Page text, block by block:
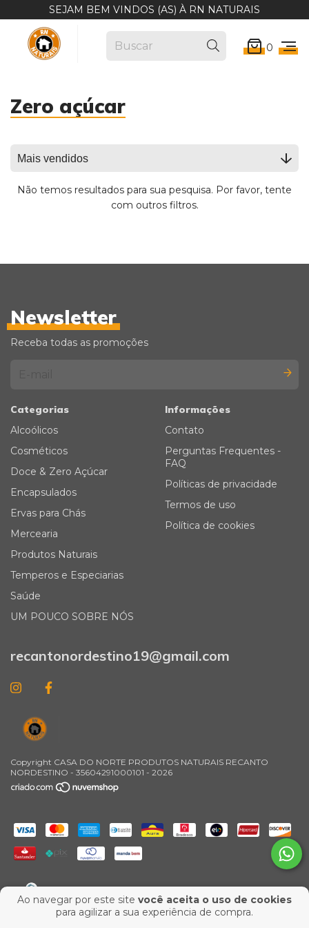
SEJAM BEM VINDOS (AS) À RN NATURAIS
0
Ao navegar por este site você aceita o uso de cookies
para agilizar a sua experiência de compra.
Zero açúcar
Não temos resultados para sua pesquisa. Por favor, tente
com outros filtros.
Newsletter
Receba todas as promoções
Categorias
Alcoólicos
Cosméticos
Doce & Zero Açúcar
Encapsulados
Ervas para Chás
Mercearia
Produtos Naturais
Temperos e Especiarias
Saúde
UM POUCO SOBRE NÓS
Informações
Contato
Perguntas Frequentes -
FAQ
Políticas de privacidade
Termos de uso
Política de cookies
recantonordestino19@gmail.com
Copyright CASA DO NORTE PRODUTOS NATURAIS RECANTO
NORDESTINO - 35604291000101 - 2026